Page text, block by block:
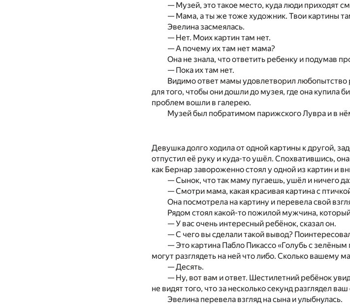
— Музей, это такое место, куда люди приходят
— Мама, а ты же тоже художник. Твои картины
Эвелина засмеялась.
— Нет. Моих картин там нет.
— А почему их там нет мама?
Она не знала, что ответить ребенку и подумав
— Пока их там нет.
Видимо ответ мамы удовлетворил
для того, чтобы они дошли до музея, где она купила
проблем вошли в галерею.
Музей был побратимом парижского Лувра и в
Девушка долго ходила от одной картины к другой,
отпустил её руку и куда-то ушёл. Спохватившись,
как Бернар завороженно стоял у одной из картин и
— Сынок, что так маму пугаешь, ушёл и ничего
— Смотри мама, какая красивая картина с
Она посмотрела на картину и перевела свой
Рядом стоял какой-то пожилой мужчина,
— У вас очень интересный ребёнок, сказал он.
— С чего вы сделали такой вывод?
— Это картина Пабло Пикассо «Голубь с
могут разглядеть на ней что либо. Сколько вашему
— Десять.
— Ну, вот вам и ответ. Шестилетний ребёнок
не видят того, что за несколько секунд разглядел
Эвелина перевела взгляд на сына и улыбнулась.